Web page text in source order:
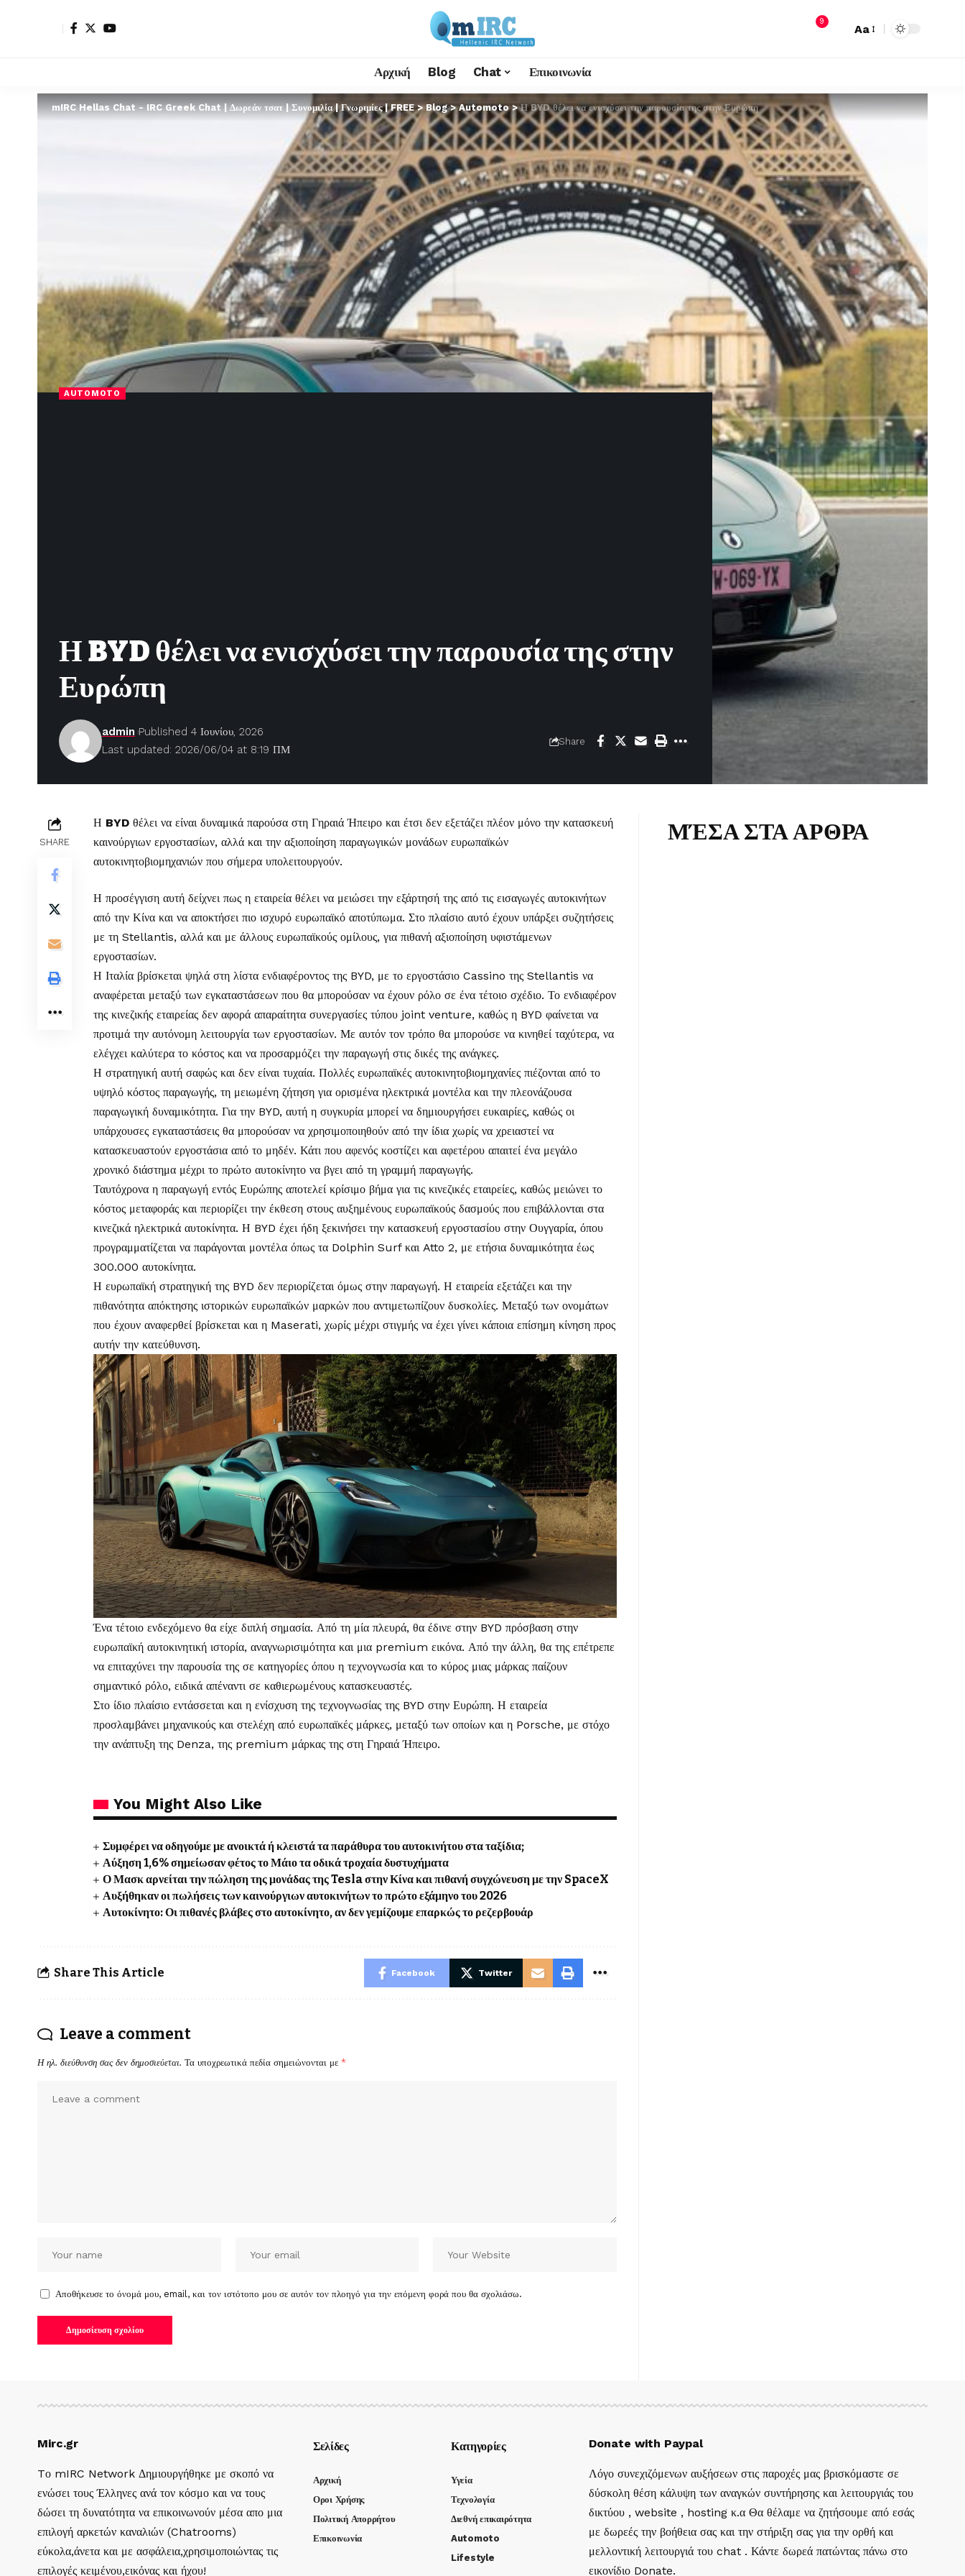
9
Aa
Αρχική Blog Chat Επικοινωνία
mIRC Hellas Chat - IRC Greek Chat | Δωρεάν τσατ | Συνομιλία | Γνωριμίες | FREE>Blog>Automoto>Η BYD θέλει να ενισχύσει την παρουσία της στην Ευρώπη
AUTOMOTO
Η BYD θέλει να ενισχύσει την παρουσία της στην
Ευρώπη
Last updated: 2026/06/04 at 8:19 ΠΜ
admin Published 4 Ιουνίου, 2026
Share
SHARE
Η BYD θέλει να είναι δυναμικά παρούσα στη Γηραιά Ήπειρο και έτσι δεν εξετάζει πλέον μόνο την κατασκευή
καινούργιων εργοστασίων, αλλά και την αξιοποίηση παραγωγικών μονάδων ευρωπαϊκών
αυτοκινητοβιομηχανιών που σήμερα υπολειτουργούν.
Η προσέγγιση αυτή δείχνει πως η εταιρεία θέλει να μειώσει την εξάρτησή της από τις εισαγωγές αυτοκινήτων
από την Κίνα και να αποκτήσει πιο ισχυρό ευρωπαϊκό αποτύπωμα. Στο πλαίσιο αυτό έχουν υπάρξει συζητήσεις
με τη Stellantis, αλλά και με άλλους ευρωπαϊκούς ομίλους, για πιθανή αξιοποίηση υφιστάμενων
εργοστασίων.
Η Ιταλία βρίσκεται ψηλά στη λίστα ενδιαφέροντος της BYD, με το εργοστάσιο Cassino της Stellantis να
αναφέρεται μεταξύ των εγκαταστάσεων που θα μπορούσαν να έχουν ρόλο σε ένα τέτοιο σχέδιο. Το ενδιαφέρον
της κινεζικής εταιρείας δεν αφορά απαραίτητα συνεργασίες τύπου joint venture, καθώς η BYD φαίνεται να
προτιμά την αυτόνομη λειτουργία των εργοστασίων. Με αυτόν τον τρόπο θα μπορούσε να κινηθεί ταχύτερα, να
ελέγχει καλύτερα το κόστος και να προσαρμόζει την παραγωγή στις δικές της ανάγκες.
Η στρατηγική αυτή σαφώς και δεν είναι τυχαία. Πολλές ευρωπαϊκές αυτοκινητοβιομηχανίες πιέζονται από το
υψηλό κόστος παραγωγής, τη μειωμένη ζήτηση για ορισμένα ηλεκτρικά μοντέλα και την πλεονάζουσα
παραγωγική δυναμικότητα. Για την BYD, αυτή η συγκυρία μπορεί να δημιουργήσει ευκαιρίες, καθώς οι
υπάρχουσες εγκαταστάσεις θα μπορούσαν να χρησιμοποιηθούν από την ίδια χωρίς να χρειαστεί να
κατασκευαστούν εργοστάσια από το μηδέν. Κάτι που αφενός κοστίζει και αφετέρου απαιτεί ένα μεγάλο
χρονικό διάστημα μέχρι το πρώτο αυτοκίνητο να βγει από τη γραμμή παραγωγής.
Ταυτόχρονα η παραγωγή εντός Ευρώπης αποτελεί κρίσιμο βήμα για τις κινεζικές εταιρείες, καθώς μειώνει το
κόστος μεταφοράς και περιορίζει την έκθεση στους αυξημένους ευρωπαϊκούς δασμούς που επιβάλλονται στα
κινεζικά ηλεκτρικά αυτοκίνητα. Η BYD έχει ήδη ξεκινήσει την κατασκευή εργοστασίου στην Ουγγαρία, όπου
προγραμματίζεται να παράγονται μοντέλα όπως τα Dolphin Surf και Atto 2, με ετήσια δυναμικότητα έως
300.000 αυτοκίνητα.
Η ευρωπαϊκή στρατηγική της BYD δεν περιορίζεται όμως στην παραγωγή. Η εταιρεία εξετάζει και την
πιθανότητα απόκτησης ιστορικών ευρωπαϊκών μαρκών που αντιμετωπίζουν δυσκολίες. Μεταξύ των ονομάτων
που έχουν αναφερθεί βρίσκεται και η Maserati, χωρίς μέχρι στιγμής να έχει γίνει κάποια επίσημη κίνηση προς
αυτήν την κατεύθυνση.
Ένα τέτοιο ενδεχόμενο θα είχε διπλή σημασία. Από τη μία πλευρά, θα έδινε στην BYD πρόσβαση στην
ευρωπαϊκή αυτοκινητική ιστορία, αναγνωρισιμότητα και μια premium εικόνα. Από την άλλη, θα της επέτρεπε
να επιταχύνει την παρουσία της σε κατηγορίες όπου η τεχνογνωσία και το κύρος μιας μάρκας παίζουν
σημαντικό ρόλο, ειδικά απέναντι σε καθιερωμένους κατασκευαστές.
Στο ίδιο πλαίσιο εντάσσεται και η ενίσχυση της τεχνογνωσίας της BYD στην Ευρώπη. Η εταιρεία
προσλαμβάνει μηχανικούς και στελέχη από ευρωπαϊκές μάρκες, μεταξύ των οποίων και η Porsche, με στόχο
την ανάπτυξη της Denza, της premium μάρκας της στη Γηραιά Ήπειρο.
You Might Also Like
Συμφέρει να οδηγούμε με ανοικτά ή κλειστά τα παράθυρα του αυτοκινήτου στα ταξίδια;
Αύξηση 1,6% σημείωσαν φέτος το Μάιο τα οδικά τροχαία δυστυχήματα
Ο Μασκ αρνείται την πώληση της μονάδας της Tesla στην Κίνα και πιθανή συγχώνευση με την SpaceX
Αυξήθηκαν οι πωλήσεις των καινούργιων αυτοκινήτων το πρώτο εξάμηνο του 2026
Αυτοκίνητο: Οι πιθανές βλάβες στο αυτοκίνητο, αν δεν γεμίζουμε επαρκώς το ρεζερβουάρ
Share This Article Facebook Twitter
Leave a comment
Η ηλ. διεύθυνση σας δεν δημοσιεύεται. Τα υποχρεωτικά πεδία σημειώνονται με *
Αποθήκευσε το όνομά μου, email, και τον ιστότοπο μου σε αυτόν τον πλοηγό για την επόμενη φορά που θα σχολιάσω.
ΜΈΣΑ ΣΤΑ ΑΡΘΡΑ
Mirc.gr
Tο mIRC Network Δημιουργήθηκε με σκοπό να
ενώσει τους Έλληνες ανά τον κόσμο και να τους
δώσει τη δυνατότητα να επικοινωνούν μέσα απο μια
επιλογή αρκετών καναλιών (Chatrooms)
εύκολα,άνετα και με ασφάλεια,χρησιμοποιώντας τις
επιλογές κειμένου,εικόνας και ήχου!
Σελίδες
Αρχική
Οροι Χρήσης
Πολιτική Απορρήτου
Επικοινωνία
Κατηγορίες
Υγεία
Τεχνολογία
Διεθνή επικαιρότητα
Automoto
Lifestyle
Donate with Paypal
Λόγο συνεχιζόμενων αυξήσεων στις παροχές μας βρισκόμαστε σε
δύσκολη θέση κάλυψη των αναγκών συντήρησης και λειτουργιάς του
δικτύου , website , hosting κ.α Θα θέλαμε να ζητήσουμε από εσάς
με δωρεές την βοήθεια σας και την στήριξη σας για την ορθή και
μελλοντική λειτουργιά του chat . Κάντε δωρεά πατώντας πάνω στο
εικονίδιο Donate.